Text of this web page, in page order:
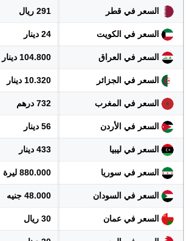
السعر في قطر 291 ريال
السعر في الكويت 24 دينار
السعر في العراق 104.800 دينار
السعر في الجزائر 10.320 دينار
السعر في المغرب 732 درهم
السعر في الأردن 56 دينار
السعر في ليبيا 433 دينار
السعر في سوريا 880.000 ليرة
السعر في السودان 48.000 جنيه
السعر في عمان 30 ريال